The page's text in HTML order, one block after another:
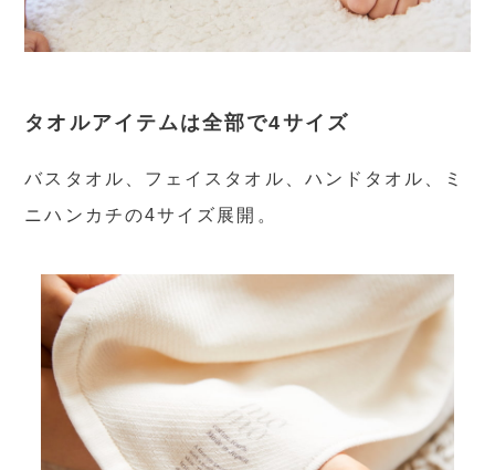
タオルアイテムは全部で4サイズ
バスタオル、フェイスタオル、ハンドタオル、ミ
ニハンカチの4サイズ展開。